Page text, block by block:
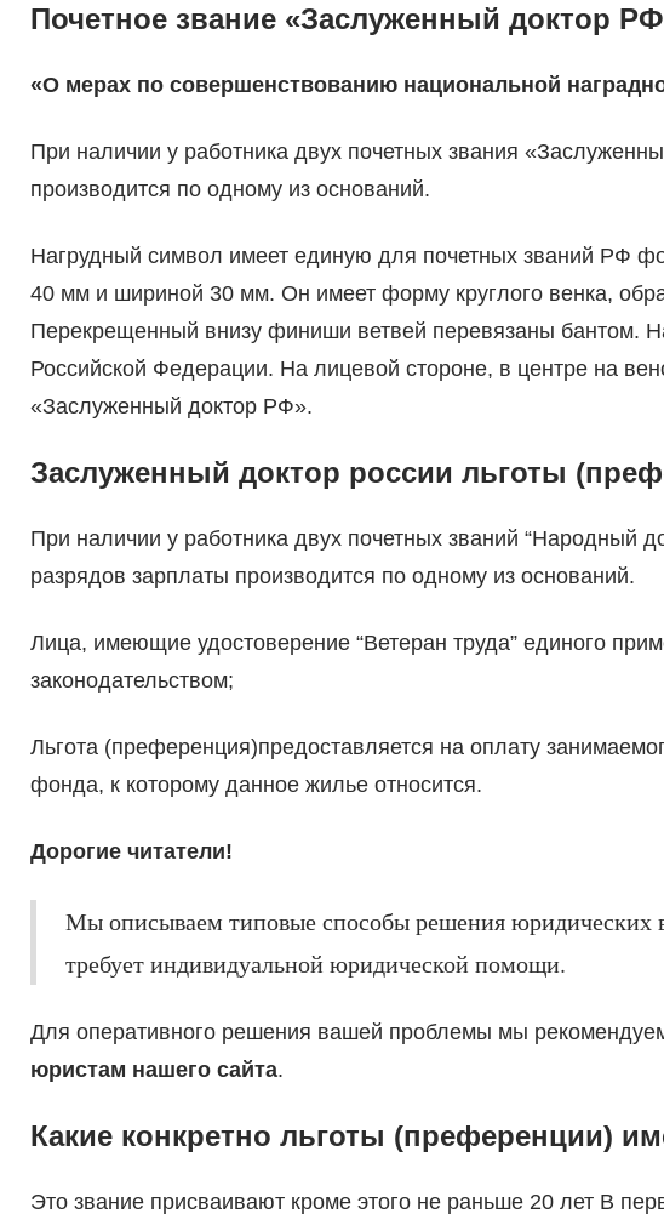
Почетное звание «Заслуженный доктор
«О мерах по совершенствованию национальной
При наличии у работника двух почетных звания
производится по одному из оснований.
Нагрудный символ имеет единую для почетных званий РФ
40 мм и шириной 30 мм. Он имеет форму круглого венка,
Перекрещенный внизу финиши ветвей перевязаны бантом.
Российской Федерации. На лицевой стороне, в центре на
«Заслуженный доктор РФ».
Заслуженный доктор россии льготы
При наличии у работника двух почетных званий “Народный
разрядов зарплаты производится по одному из оснований.
Лица, имеющие удостоверение “Ветеран труда” единого
законодательством;
Льгота (преференция)предоставляется на оплату
фонда, к которому данное жилье относится.
Дорогие читатели!
Мы описываем типовые способы решения юридических
требует индивидуальной юридической помощи.
Для оперативного решения вашей проблемы мы
юристам нашего сайта.
Какие конкретно льготы (преференции)
Это звание присваивают кроме этого не раньше 20 лет В